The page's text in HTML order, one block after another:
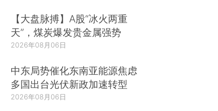
【大盘脉搏】A股“冰火两重
天”，煤炭爆发贵金属强势
2026年08月06日
中东局势催化东南亚能源焦虑
多国出台光伏新政加速转型
2026年08月06日